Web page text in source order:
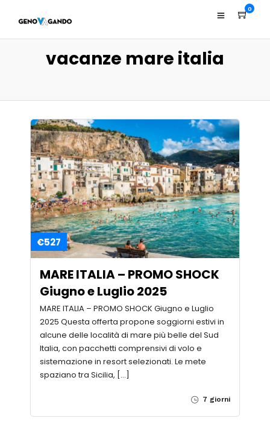
0
vacanze mare italia
€527
MARE ITALIA – PROMO SHOCK
Giugno e Luglio 2025
MARE ITALIA – PROMO SHOCK Giugno e Luglio
2025 Questa offerta propone soggiorni estivi in
alcune delle località di mare più belle del Sud
Italia, con pacchetti comprensivi di volo e
sistemazione in resort selezionati. Le mete
spaziano tra Sicilia, […]
7 giorni